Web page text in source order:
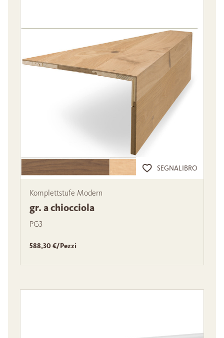
SEGNALIBRO
Komplettstufe Modern
gr. a chiocciola
PG3
588,30 €/Pezzi